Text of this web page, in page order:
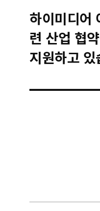
하이미디어
련 산업 협
지원하고